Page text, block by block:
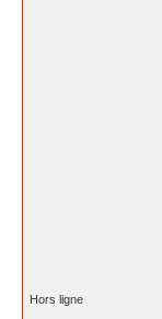
Hors ligne